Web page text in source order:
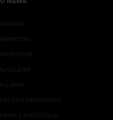
KONTAKT
MARKETING
IMPRESSUM
NJUZLETER
KLIJENTI
POLITIKA PRIVATNOSTI
PRAVILA KORIŠĆENJA